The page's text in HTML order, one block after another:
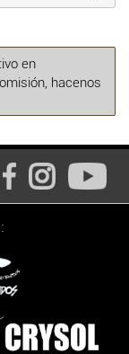
en
hacenos